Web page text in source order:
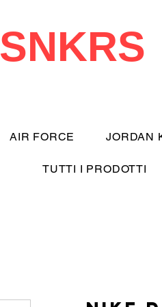
SNKRS
AIR FORCE JORDAN
TUTTI I PRODOTTI